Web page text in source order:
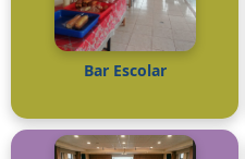
Bar Escolar